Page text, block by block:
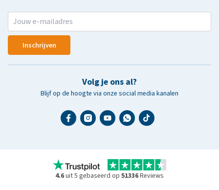
Inschrijven
Volg je ons al?
Blijf op de hoogte via onze social media kanalen
4.6uit 5 gebaseerd op 51336Reviews